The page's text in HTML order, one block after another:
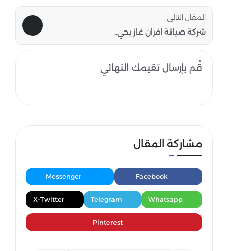
المقال التالى
شركة صيانة افران غاز بحي..
قُم بإرسال تقيمك النهائي
مشاركة المقال
Facebook
Messenger
Whatsapp
Telegram
X-Twitter
Pinterest